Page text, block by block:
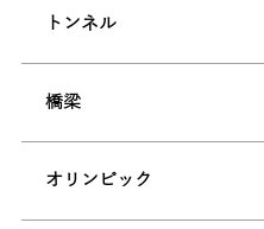
トンネル
橋梁
オリンピック